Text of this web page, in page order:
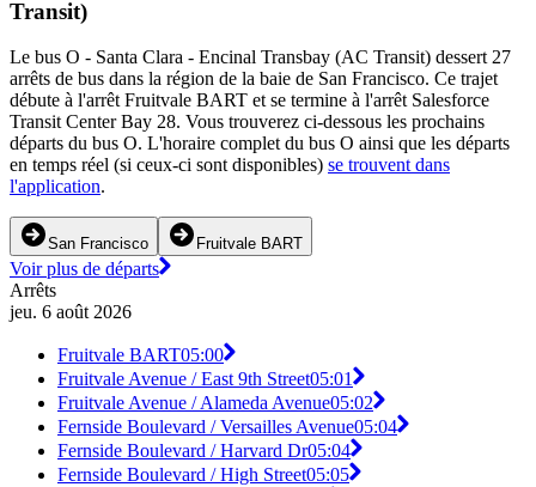
Transit)
Le bus O - Santa Clara - Encinal Transbay (AC Transit) dessert 27
arrêts de bus dans la région de la baie de San Francisco. Ce trajet
débute à l'arrêt Fruitvale BART et se termine à l'arrêt Salesforce
Transit Center Bay 28. Vous trouverez ci-dessous les prochains
départs du bus O. L'horaire complet du bus O ainsi que les départs
en temps réel (si ceux-ci sont disponibles) se trouvent dans
l'application.
San Francisco Fruitvale BART
Voir plus de départs
Arrêts
jeu. 6 août 2026
Fruitvale BART05:00
Fruitvale Avenue / East 9th Street05:01
Fruitvale Avenue / Alameda Avenue05:02
Fernside Boulevard / Versailles Avenue05:04
Fernside Boulevard / Harvard Dr05:04
Fernside Boulevard / High Street05:05